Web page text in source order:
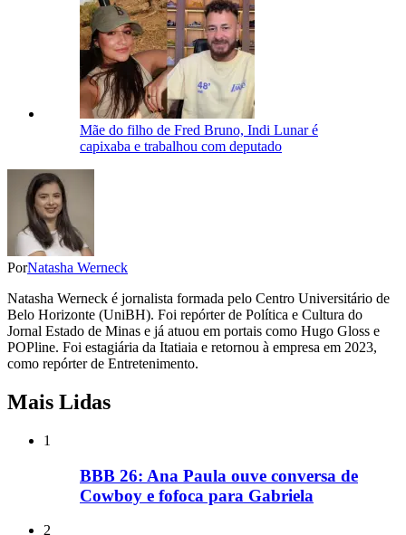
Mãe do filho de Fred Bruno, Indi Lunar é
capixaba e trabalhou com deputado
PorNatasha Werneck
Natasha Werneck é jornalista formada pelo Centro Universitário de
Belo Horizonte (UniBH). Foi repórter de Política e Cultura do
Jornal Estado de Minas e já atuou em portais como Hugo Gloss e
POPline. Foi estagiária da Itatiaia e retornou à empresa em 2023,
como repórter de Entretenimento.
Mais Lidas
1
BBB 26: Ana Paula ouve conversa de
Cowboy e fofoca para Gabriela
2